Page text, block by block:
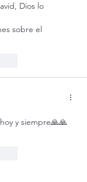
Dios lo
sobre el
y siempre🙏🙏